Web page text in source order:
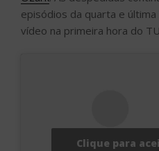
episódios da quarta e
vídeo na primeira hora do
Clique para